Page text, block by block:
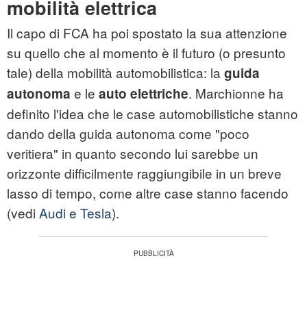
mobilità elettrica
Il capo di FCA ha poi spostato la sua attenzione
su quello che al momento è il futuro (o presunto
tale) della mobilità automobilistica: la guida
autonoma e le auto elettriche. Marchionne ha
definito l'idea che le case automobilistiche stanno
dando della guida autonoma come "poco
veritiera" in quanto secondo lui sarebbe un
orizzonte difficilmente raggiungibile in un breve
lasso di tempo, come altre case stanno facendo
(vedi Audi e Tesla).